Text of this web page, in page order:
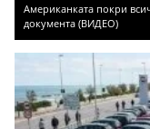
Американката покри
документа (ВИДЕО)